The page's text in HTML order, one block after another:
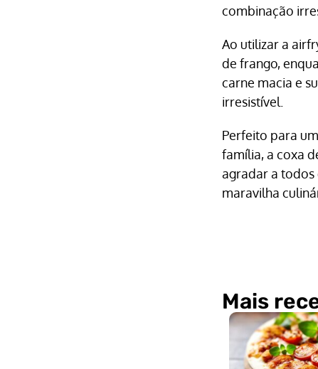
combinação
Ao utilizar a
de frango,
carne macia e
irresistível.
Perfeito para
família, a coxa
agradar a todos
maravilha
Mais